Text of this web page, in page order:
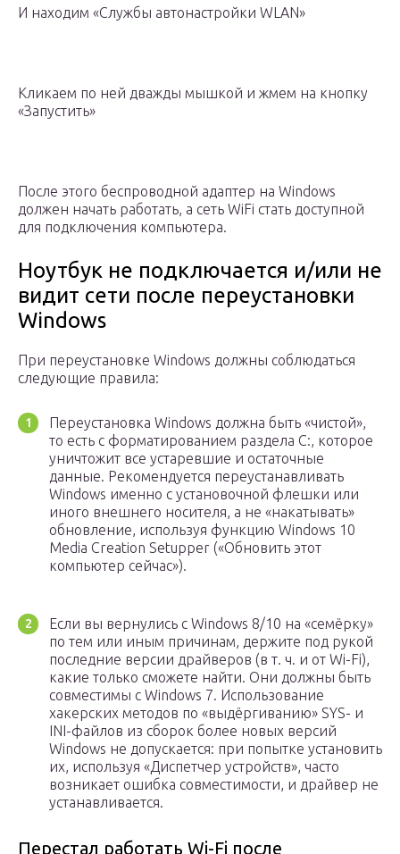
И находим «Службы автонастройки WLAN»
Кликаем по ней дважды мышкой и жмем на кнопку
«Запустить»
После этого беспроводной адаптер на Windows
должен начать работать, а сеть WiFi стать доступной
для подключения компьютера.
Ноутбук не подключается и/или не
видит сети после переустановки
Windows
При переустановке Windows должны соблюдаться
следующие правила:
Переустановка Windows должна быть «чистой»,
то есть с форматированием раздела C:, которое
уничтожит все устаревшие и остаточные
данные. Рекомендуется переустанавливать
Windows именно с установочной флешки или
иного внешнего носителя, а не «накатывать»
обновление, используя функцию Windows 10
Media Creation Setupper («Обновить этот
компьютер сейчас»).
Если вы вернулись с Windows 8/10 на «семёрку»
по тем или иным причинам, держите под рукой
последние версии драйверов (в т. ч. и от Wi-Fi),
какие только сможете найти. Они должны быть
совместимы с Windows 7. Использование
хакерских методов по «выдёргиванию» SYS- и
INI-файлов из сборок более новых версий
Windows не допускается: при попытке установить
их, используя «Диспетчер устройств», часто
возникает ошибка совместимости, и драйвер не
устанавливается.
Перестал работать Wi-Fi после